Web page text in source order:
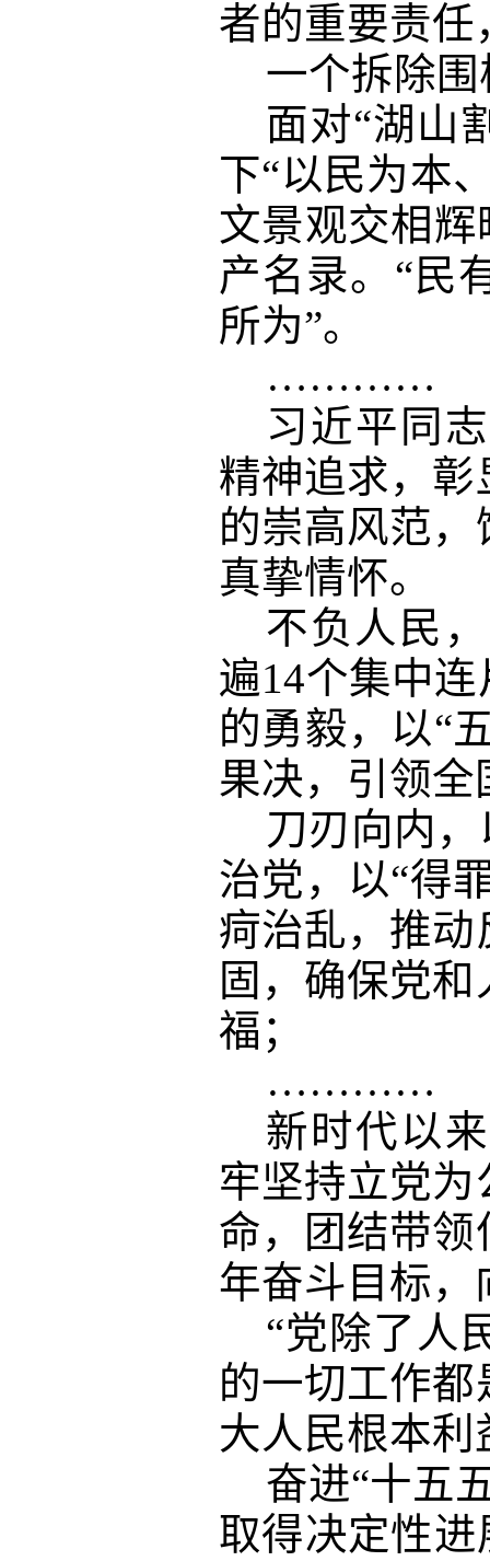
者的重要责任
一个拆除
面对“湖山
下“以民为本
文景观交相
产名录。“民
所为”。
…………
习近平同
精神追求，
的崇高风范
真挚情怀。
不负人民，
遍14个集中
的勇毅，以“
果决，引领
刀刃向内，
治党，以“得
疴治乱，推
固，确保党
福；
…………
新时代以
牢坚持立党
命，团结带
年奋斗目标，
“党除了人
的一切工作
大人民根本利
奋进“十五
取得决定性进